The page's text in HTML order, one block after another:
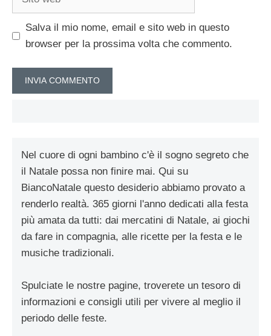
Salva il mio nome, email e sito web in questo
browser per la prossima volta che commento.
Nel cuore di ogni bambino c'è il sogno segreto che
il Natale possa non finire mai. Qui su
BiancoNatale questo desiderio abbiamo provato a
renderlo realtà. 365 giorni l'anno dedicati alla festa
più amata da tutti: dai mercatini di Natale, ai giochi
da fare in compagnia, alle ricette per la festa e le
musiche tradizionali.
Spulciate le nostre pagine, troverete un tesoro di
informazioni e consigli utili per vivere al meglio il
periodo delle feste.